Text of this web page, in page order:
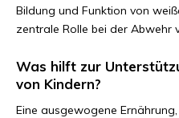
Bildung und Funktion von
zentrale Rolle bei der Abwehr
Was hilft zur
von Kindern?
Eine ausgewogene